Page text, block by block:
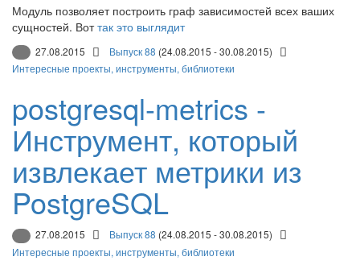
Модуль позволяет построить граф зависимостей всех ваших
сущностей. Воттак это выглядит
27.08.2015 Выпуск 88 (24.08.2015 - 30.08.2015)
Интересные проекты, инструменты, библиотеки
postgresql-metrics -
Инструмент, который
извлекает метрики из
PostgreSQL
27.08.2015 Выпуск 88 (24.08.2015 - 30.08.2015)
Интересные проекты, инструменты, библиотеки